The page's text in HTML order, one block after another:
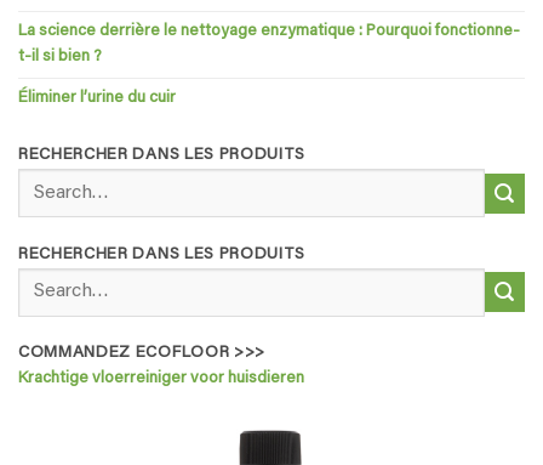
La science derrière le nettoyage enzymatique : Pourquoi fonctionne-
t-il si bien ?
Éliminer l’urine du cuir
RECHERCHER DANS LES PRODUITS
for:
RECHERCHER DANS LES PRODUITS
for:
COMMANDEZ ECOFLOOR >>>
Krachtige vloerreiniger voor huisdieren